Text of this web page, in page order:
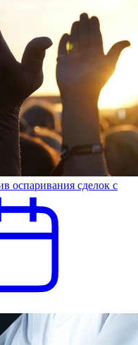
оспаривания сделок с